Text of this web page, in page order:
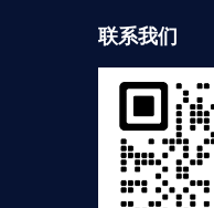
联系我们